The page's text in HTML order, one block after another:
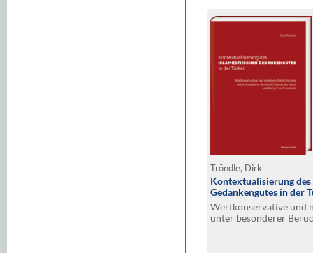
Tröndle, Dirk
Kontextualisierung
Gedankengutes in der
Wertkonservative und
unter besonderer